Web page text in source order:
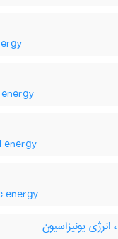
energy
یونیزاسیون